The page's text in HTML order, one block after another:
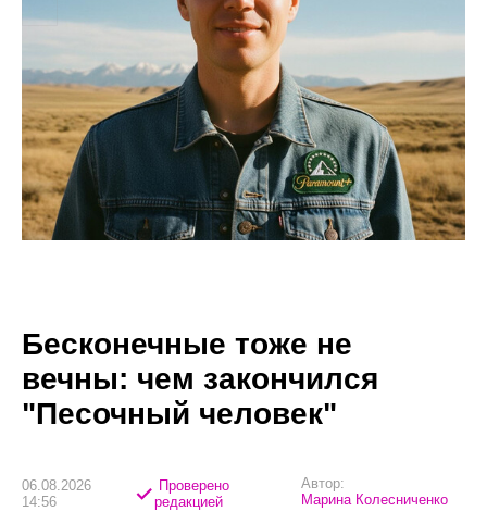
Бесконечные тоже не
вечны: чем закончился
"Песочный человек"
06.08.2026
14:56
Проверено
редакцией
Автор:
Марина Колесниченко